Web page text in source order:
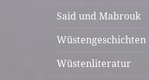
Said und Mabrouk
Wüstengeschichten
Wüstenliteratur